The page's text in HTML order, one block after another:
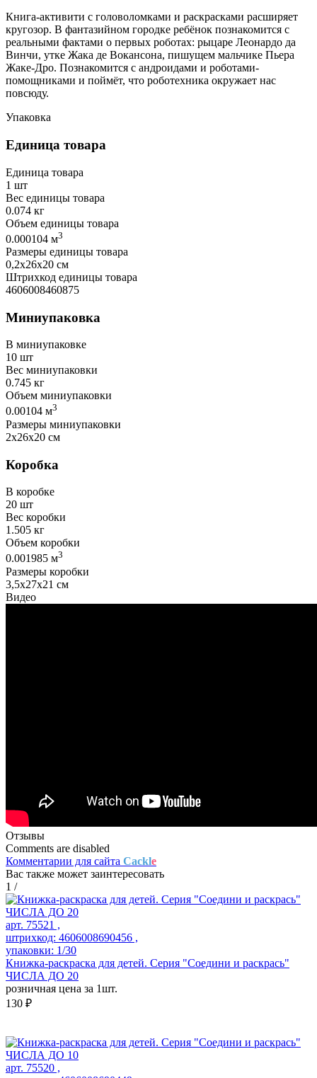
Книга-активити с головоломками и раскрасками расширяет
кругозор. В фантазийном городке ребёнок познакомится с
реальными фактами о первых роботах: рыцаре Леонардо да
Винчи, утке Жака де Вокансона, пишущем мальчике Пьера
Жаке-Дро. Познакомится с андроидами и роботами-
помощниками и поймёт, что роботехника окружает нас
повсюду.
Упаковка
Единица товара
Единица товара
1 шт
Вес единицы товара
0.074 кг
Объем единицы товара
0.000104 м3
Размеры единицы товара
0,2х26х20 см
Штрихкод единицы товара
4606008460875
Миниупаковка
В миниупаковке
10 шт
Вес миниупаковки
0.745 кг
Объем миниупаковки
0.00104 м3
Размеры миниупаковки
2х26х20 см
Коробка
В коробке
20 шт
Вес коробки
1.505 кг
Объем коробки
0.001985 м3
Размеры коробки
3,5х27х21 см
Видео
Отзывы
Comments are disabled
Комментарии для сайта Cackle
Вас также может заинтересовать
1 /
арт. 75521 ,
штрихкод: 4606008690456 ,
упаковки: 1/30
Книжка-раскраска для детей. Серия "Соедини и раскрась"
ЧИСЛА ДО 20
розничная цена за 1шт.
130 ₽
арт. 75520 ,